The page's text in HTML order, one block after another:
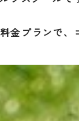
金プランで、